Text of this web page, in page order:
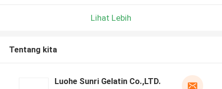
Lihat Lebih
Tentang kita
Luohe Sunri Gelatin Co.,LTD.